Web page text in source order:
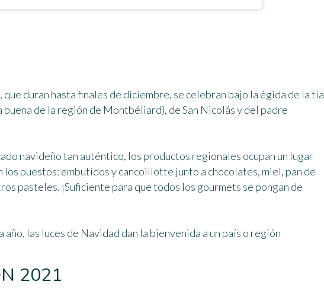
que duran hasta finales de diciembre, se celebran bajo la égida de la tía
buena de la región de Montbéliard), de San Nicolás y del padre
navideño tan auténtico, los productos regionales ocupan un lugar
los puestos: embutidos y cancoillotte junto a chocolates, miel, pan de
pasteles. ¡Suficiente para que todos los gourmets se pongan de
año, las luces de Navidad dan la bienvenida a un país o región
2021